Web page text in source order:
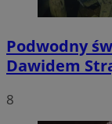
Podwodny
Dawidem
8